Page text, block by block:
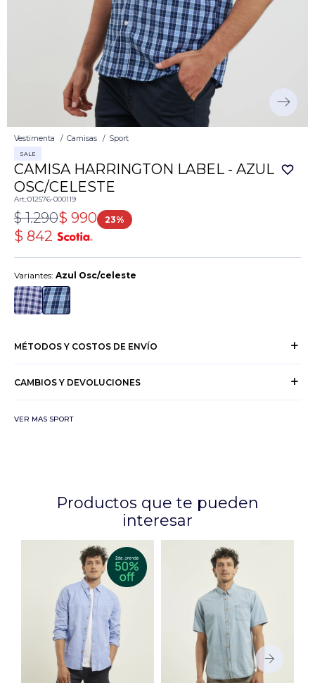
Vestimenta Camisas Sport
SALE
CAMISA HARRINGTON LABEL - AZUL
OSC/CELESTE
012576-000119
$ 990
$ 1.290 23
$ 842
Variantes: Azul Osc/celeste
MÉTODOS Y COSTOS DE ENVÍO
CAMBIOS Y DEVOLUCIONES
VER MAS SPORT
Productos que te pueden
interesar